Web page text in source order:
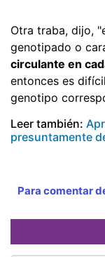
Otra traba, dijo,
genotipado o
circulante en
entonces es
genotipo
Leer también:
presuntamente
Para comentar